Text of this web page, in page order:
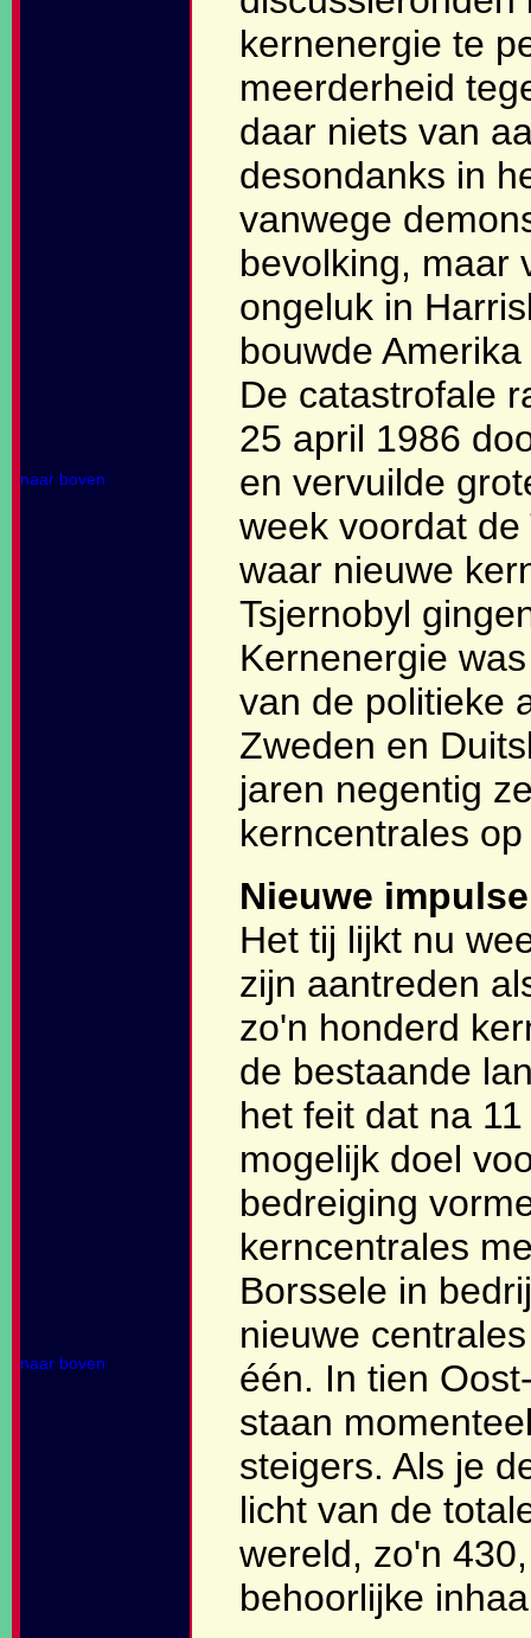
naar boven
naar boven
kernenergie te
meerderheid
daar niets van
desondanks in
vanwege
bevolking, maar
ongeluk in
bouwde
De catastrofale
25 april 1986
en vervuilde
week voordat
waar nieuwe
Tsjernobyl
Kernenergie
van de politieke
Zweden en
jaren negentig
kerncentrales
Nieuwe
Het tij lijkt nu
zijn aantreden
zo'n honderd
de bestaande
het feit dat na
mogelijk doel
bedreiging
kerncentrales
Borssele in
nieuwe
één. In tien
staan
steigers. Als je
licht van de
wereld, zo'n
behoorlijke